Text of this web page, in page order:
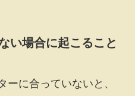
い場合に起こること
ーに合っていないと、